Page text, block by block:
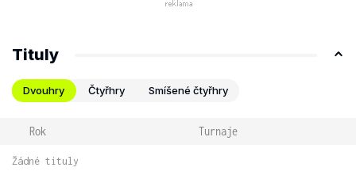
Tituly
Dvouhry Čtyřhry Smíšené čtyřhry
Rok Turnaje
Žádné tituly